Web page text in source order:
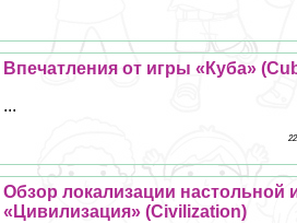
Впечатления от игры «Куба»
...
Обзор локализации настольной
«Цивилизация» (Civilization)